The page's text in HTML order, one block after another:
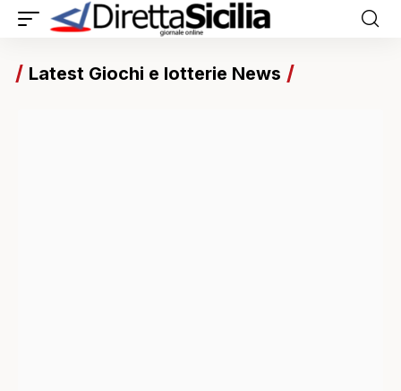
Latest Giochi e lotterie News